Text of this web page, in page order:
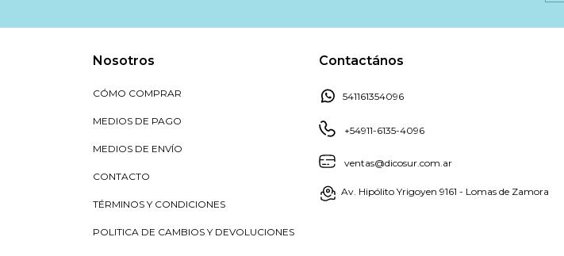
Nosotros
CÓMO COMPRAR
MEDIOS DE PAGO
MEDIOS DE ENVÍO
CONTACTO
TÉRMINOS Y CONDICIONES
POLITICA DE CAMBIOS Y DEVOLUCIONES
Contactános
541161354096
+54911-6135-4096
ventas@dicosur.com.ar
Av. Hipólito Yrigoyen 9161 - Lomas de Zamora